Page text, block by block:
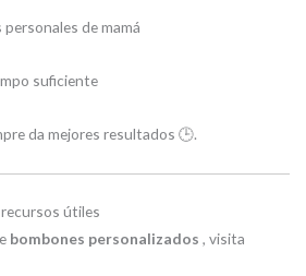
de mamá
suficiente
da mejores resultados 🕒.
útiles
bombones personalizados , visita